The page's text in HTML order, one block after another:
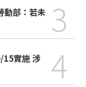
動部：若未 3
15實施 涉
4